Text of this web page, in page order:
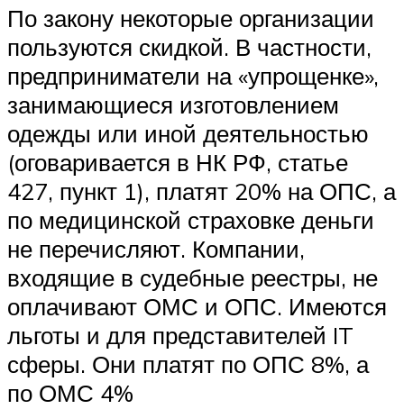
По закону некоторые организации
пользуются скидкой. В частности,
предприниматели на «упрощенке»,
занимающиеся изготовлением
одежды или иной деятельностью
(оговаривается в НК РФ, статье
427, пункт 1), платят 20% на ОПС, а
по медицинской страховке деньги
не перечисляют. Компании,
входящие в судебные реестры, не
оплачивают ОМС и ОПС. Имеются
льготы и для представителей IT
сферы. Они платят по ОПС 8%, а
по ОМС 4%